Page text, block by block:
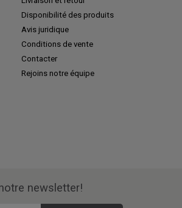
Disponibilité des produits
Avis juridique
Conditions de vente
Contacter
Rejoins notre équipe
newsletter!